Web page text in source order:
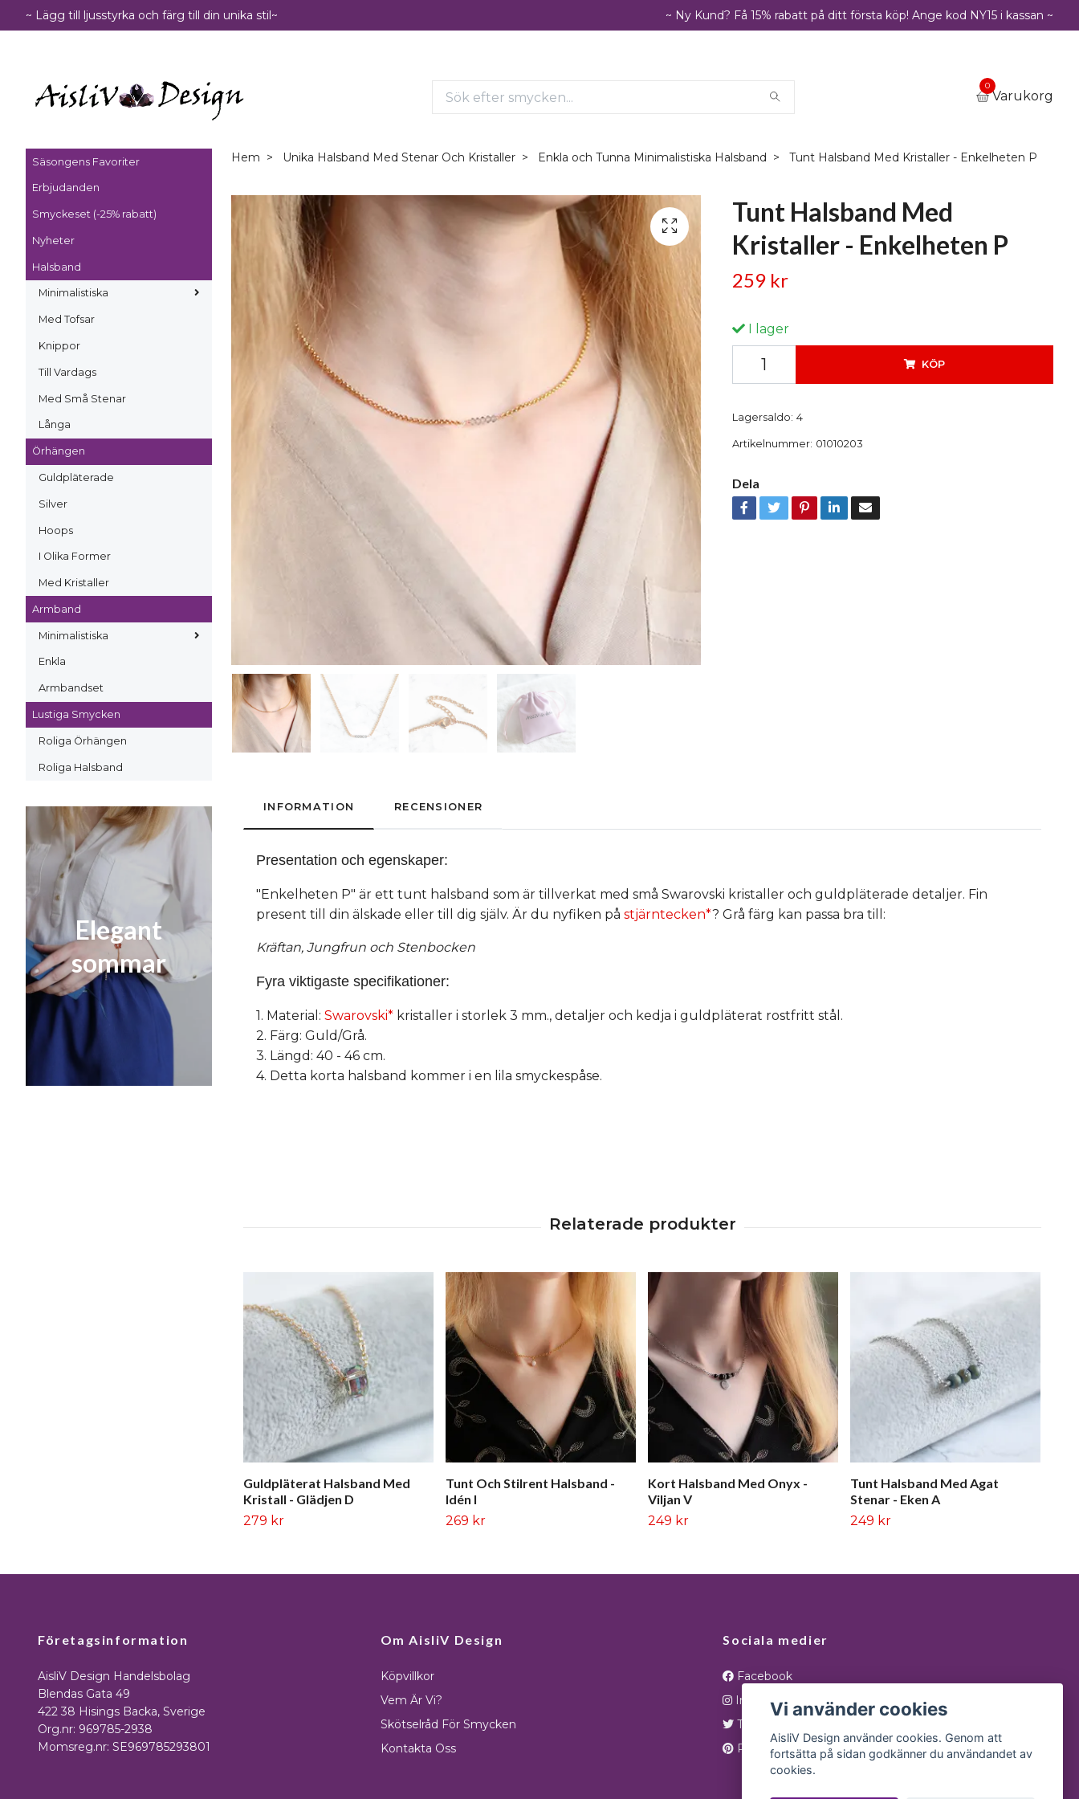
~ Lägg till ljusstyrka och färg till din unika stil~ ~ Ny Kund? Få 15% rabatt på ditt första köp! Ange kod NY15 i kassan ~
0
Varukorg
Säsongens Favoriter
Erbjudanden
Smyckeset (-25% rabatt)
Nyheter
Halsband
Minimalistiska
Med Tofsar
Knippor
Till Vardags
Med Små Stenar
Långa
Örhängen
Guldpläterade
Silver
Hoops
I Olika Former
Med Kristaller
Armband
Minimalistiska
Enkla
Armbandset
Lustiga Smycken
Roliga Örhängen
Roliga Halsband
Elegant
sommar
Hem Unika Halsband Med Stenar Och Kristaller Enkla och Tunna Minimalistiska Halsband Tunt Halsband Med Kristaller - Enkelheten P
Tunt Halsband Med
Kristaller - Enkelheten P
259 kr
I lager
KÖP
Lagersaldo: 4
Artikelnummer: 01010203
Dela
INFORMATION RECENSIONER
Presentation och egenskaper:
"Enkelheten P" är ett tunt halsband som är tillverkat med små Swarovski kristaller och guldpläterade detaljer. Fin
present till din älskade eller till dig själv. Är du nyfiken på stjärntecken*? Grå färg kan passa bra till:
Kräftan, Jungfrun och Stenbocken
Fyra viktigaste specifikationer:
1. Material: Swarovski* kristaller i storlek 3 mm., detaljer och kedja i guldpläterat rostfritt stål.
2. Färg: Guld/Grå.
3. Längd: 40 - 46 cm.
4. Detta korta halsband kommer i en lila smyckespåse.
Guldpläterat Halsband Med
Kristall - Glädjen D
279 kr
Tunt Och Stilrent Halsband -
Idén I
269 kr
Kort Halsband Med Onyx -
Viljan V
249 kr
Tunt Halsband Med Agat
Stenar - Eken A
249 kr
Företagsinformation
AisliV Design Handelsbolag
Blendas Gata 49
422 38 Hisings Backa, Sverige
Org.nr: 969785-2938
Momsreg.nr: SE969785293801
Om AisliV Design
Köpvillkor
Vem Är Vi?
Skötselråd För Smycken
Kontakta Oss
Sociala medier
Facebook
Instagram
Twitter
Pinterest
Vi använder cookies
AisliV Design använder cookies. Genom att
fortsätta på sidan godkänner du användandet av
cookies.